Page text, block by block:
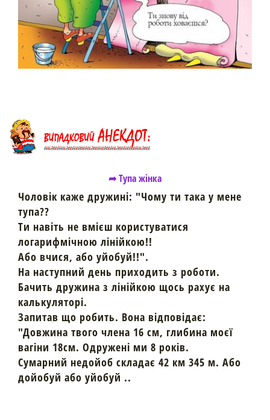
➦ Тупа жінка
Чоловік каже дружині: "Чому ти така у мене
тупа??
Ти навіть не вмієш користуватися
логарифмічною лінійкою!!
Або вчися, або уйобуй!!".
На наступний день приходить з роботи.
Бачить дружина з лінійкою щось рахує на
калькуляторі.
Запитав що робить. Вона відповідає:
"Довжина твого члена 16 см, глибина моєї
вагіни 18см. Одружені ми 8 років.
Сумарний недойоб складає 42 км 345 м. Або
дойобуй або уйобуй ..